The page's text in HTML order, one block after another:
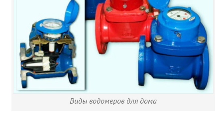
Виды водомеров для дома